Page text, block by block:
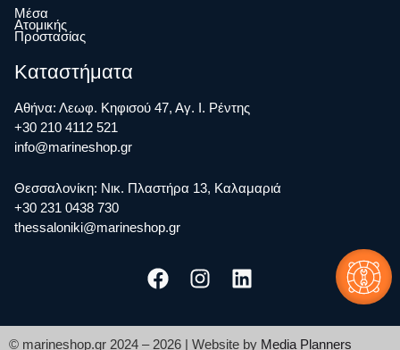
Μέσα
Ατομικής
Προστασίας
Καταστήματα
Αθήνα: Λεωφ. Κηφισού 47, Αγ. Ι. Ρέντης
+30 210 4112 521
info@marineshop.gr
Θεσσαλονίκη: Νικ. Πλαστήρα 13, Καλαμαριά
+30 231 0438 730
thessaloniki@marineshop.gr
© marineshop.gr 2024 – 2026 | Website by Media Planners